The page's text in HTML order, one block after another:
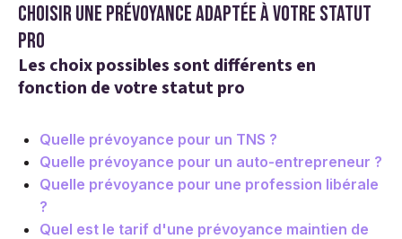
Choisir une prévoyance adaptée à votre statut
pro
Les choix possibles sont différents en
fonction de votre statut pro
Quelle prévoyance pour un TNS ?
Quelle prévoyance pour un auto-entrepreneur ?
Quelle prévoyance pour une profession libérale
?
Quel est le tarif d'une prévoyance maintien de